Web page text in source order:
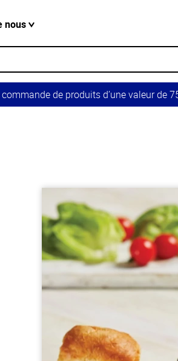
nous
de produits d’une valeur de